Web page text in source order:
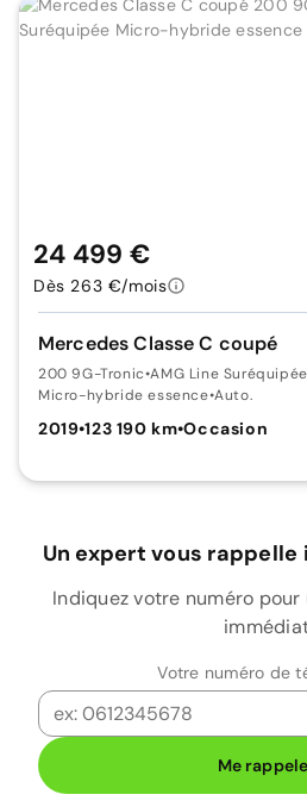
Mercedes Classe C coupé
200 9G-Tronic•AMG Line Suréquipée
Micro-hybride essence•Auto.
2019•123 190 km•Occasion
24 499 €
Dès 263 €/mois
Un expert vous
Indiquez votre numéro
Votre numéro de
Me